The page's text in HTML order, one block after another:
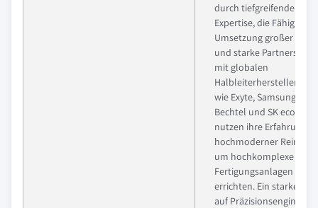
durch tiefgreifende
Expertise, die Fähigkeit
Umsetzung großer
und starke
mit globalen
Halbleiterherstellern.
wie Exyte, Samsung C&T,
Bechtel und SK ecoplant
nutzen ihre Erfahrung
hochmoderner
um hochkomplexe
Fertigungsanlagen zu
errichten. Ein starker
auf